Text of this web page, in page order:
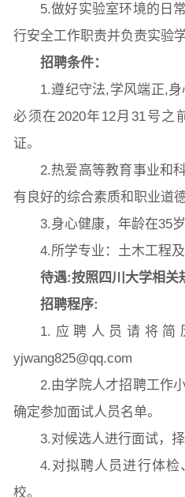
常用办公电话 办事流程
5.做好实验室环境的日
行安全工作职责并负责实验
招聘条件：
1.遵纪守法,学风端正,
必须在2020年12月31号之
证。
2.热爱高等教育事业和
有良好的综合素质和职业道德
3.身心健康，年龄在35岁
4.所学专业：土木工程及
待遇:按照四川大学相关
招聘程序:
1.应聘人员请将简
yjwang825@qq.com
2.由学院人才招聘工作
确定参加面试人员名单。
3.对候选人进行面试，
4.对拟聘人员进行体
校。